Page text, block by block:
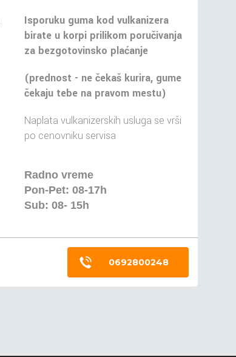
Isporuku guma kod vulkanizera
birate u korpi prilikom poručivanja
za bezgotovinsko plaćanje
(prednost - ne čekaš kurira, gume
čekaju tebe na pravom mestu)
Naplata vulkanizerskih usluga se vrši
po cenovniku servisa
Radno vreme
Pon-Pet: 08-17h
Sub: 08- 15h
0692800248